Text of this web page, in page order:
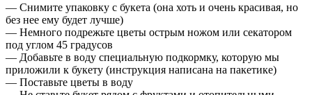
— Снимите упаковку с букета (она хоть и очень красивая, но
без нее ему будет лучше)
— Немного подрежьте цветы острым ножом или секатором
под углом 45 градусов
— Добавьте в воду специальную подкормку, которую мы
приложили к букету (инструкция написана на пакетике)
— Поставьте цветы в воду